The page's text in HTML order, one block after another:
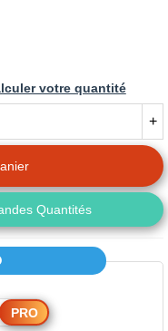
votre quantité
+
Quantités
PRO